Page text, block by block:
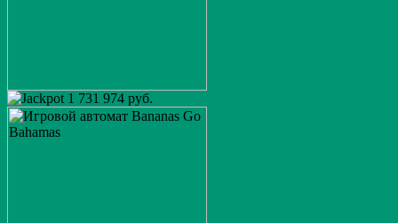
1 731 974 руб.